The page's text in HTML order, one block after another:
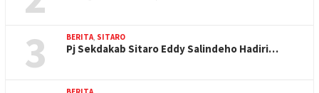
3 BERITA, SITARO
Pj Sekdakab Sitaro Eddy Salindeho Hadiri…